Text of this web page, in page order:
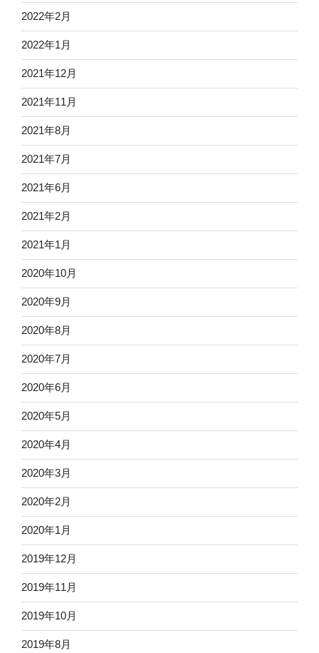
2022年2月
2022年1月
2021年12月
2021年11月
2021年8月
2021年7月
2021年6月
2021年2月
2021年1月
2020年10月
2020年9月
2020年8月
2020年7月
2020年6月
2020年5月
2020年4月
2020年3月
2020年2月
2020年1月
2019年12月
2019年11月
2019年10月
2019年8月